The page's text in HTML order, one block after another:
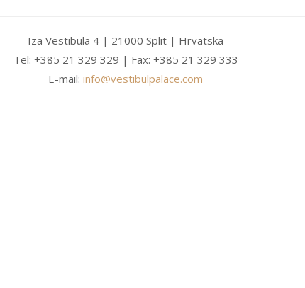
Iza Vestibula 4 | 21000 Split | Hrvatska
Tel: +385 21 329 329 | Fax: +385 21 329 333
E-mail: info@vestibulpalace.com